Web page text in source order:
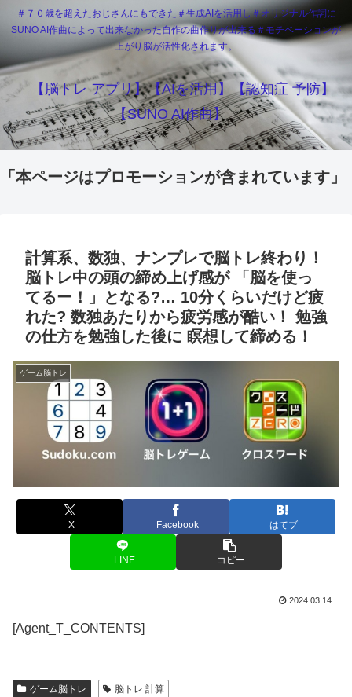
＃７０歳を超えたおじさんにもできた＃生成AIを活用し＃オリジナル作詞に
SUNO AI作曲によって出来なかった自作の曲作りが出来る＃モチベーションが
上がり脳が活性化されます。
【脳トレ アプリ】【AIを活用】【認知症 予防】
【SUNO AI作曲】
「本ページはプロモーションが含まれています」
計算系、数独、ナンプレで脳トレ終わり！
脳トレ中の頭の締め上げ感が 「脳を使っ
てるー！」となる?… 10分くらいだけど疲
れた? 数独あたりから疲労感が酷い！ 勉強
の仕方を勉強した後に 瞑想して締める！
ゲーム脳トレ
X Facebook はてブ
LINE コピー
2024.03.14
[Agent_T_CONTENTS]
ゲーム脳トレ 脳トレ 計算